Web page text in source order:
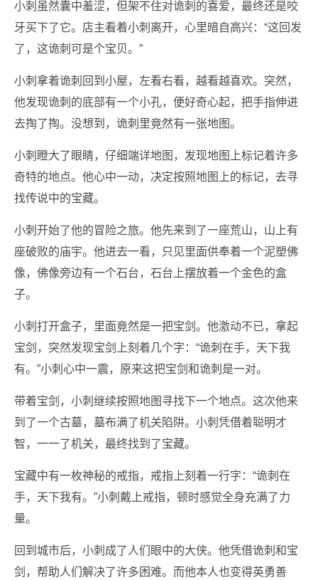
小刺虽然囊中羞涩，但架不住对诡刺的喜爱，最终还是咬
牙买下了它。店主看着小刺离开，心里暗自高兴：“这回发
了，这诡刺可是个宝贝。”
小刺拿着诡刺回到小屋，左看右看，越看越喜欢。突然，
他发现诡刺的底部有一个小孔，便好奇心起，把手指伸进
去掏了掏。没想到，诡刺里竟然有一张地图。
小刺瞪大了眼睛，仔细端详地图，发现地图上标记着许多
奇特的地点。他心中一动，决定按照地图上的标记，去寻
找传说中的宝藏。
小刺开始了他的冒险之旅。他先来到了一座荒山，山上有
座破败的庙宇。他进去一看，只见里面供奉着一个泥塑佛
像，佛像旁边有一个石台，石台上摆放着一个金色的盒
子。
小刺打开盒子，里面竟然是一把宝剑。他激动不已，拿起
宝剑，突然发现宝剑上刻着几个字：“诡刺在手，天下我
有。”小刺心中一震，原来这把宝剑和诡刺是一对。
带着宝剑，小刺继续按照地图寻找下一个地点。这次他来
到了一个古墓，墓布满了机关陷阱。小刺凭借着聪明才
智，一一了机关，最终找到了宝藏。
宝藏中有一枚神秘的戒指，戒指上刻着一行字：“诡刺在
手，天下我有。”小刺戴上戒指，顿时感觉全身充满了力
量。
回到城市后，小刺成了人们眼中的大侠。他凭借诡刺和宝
剑，帮助人们解决了许多困难。而他本人也变得英勇善